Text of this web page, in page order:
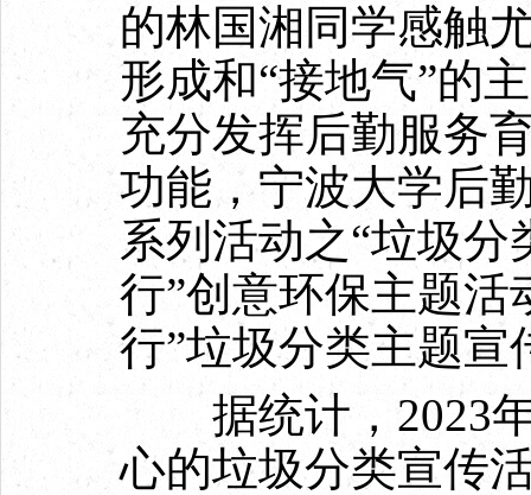
的林国湘同学感触
形成和“接地气”的
充分发挥后勤服务
功能，宁波大学后
系列活动之“垃圾
行”创意环保主题活
行”垃圾分类主题宣
据统计，2023年
心的垃圾分类宣传